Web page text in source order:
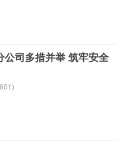
公司多措并举 筑牢安全